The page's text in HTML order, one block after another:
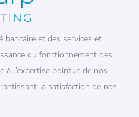
bancaire et des services et
du fonctionnement des
à l’expertise pointue de nos
la satisfaction de nos